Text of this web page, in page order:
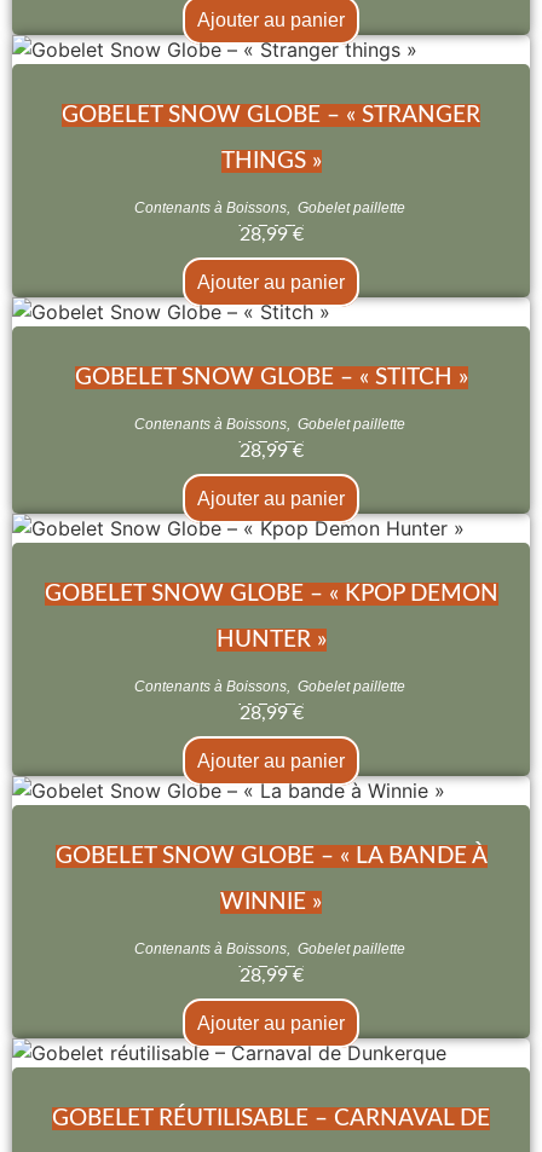
Ajouter au panier
GOBELET SNOW GLOBE – « STRANGER
THINGS »
Contenants à Boissons, Gobelet paillette
28,99 €
Ajouter au panier
GOBELET SNOW GLOBE – « STITCH »
Contenants à Boissons, Gobelet paillette
28,99 €
Ajouter au panier
GOBELET SNOW GLOBE – « KPOP DEMON
HUNTER »
Contenants à Boissons, Gobelet paillette
28,99 €
Ajouter au panier
GOBELET SNOW GLOBE – « LA BANDE À
WINNIE »
Contenants à Boissons, Gobelet paillette
28,99 €
Ajouter au panier
GOBELET RÉUTILISABLE – CARNAVAL DE